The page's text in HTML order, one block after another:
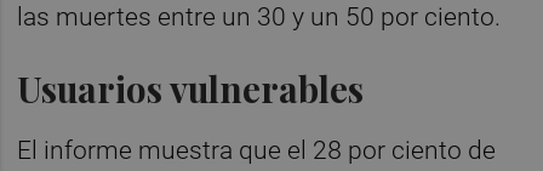
las muertes entre un 30 y un 50 por ciento.
Usuarios vulnerables
El informe muestra que el 28 por ciento de